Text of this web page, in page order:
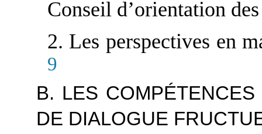
Conseil d’orientation
2. Les perspectives en
9
B. LES
DE DIALOGUE